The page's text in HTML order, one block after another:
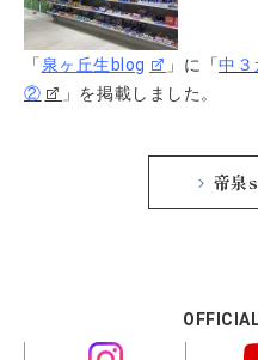
「 泉ヶ丘生blog 」に「中
②
」を掲載しました。
帝泉